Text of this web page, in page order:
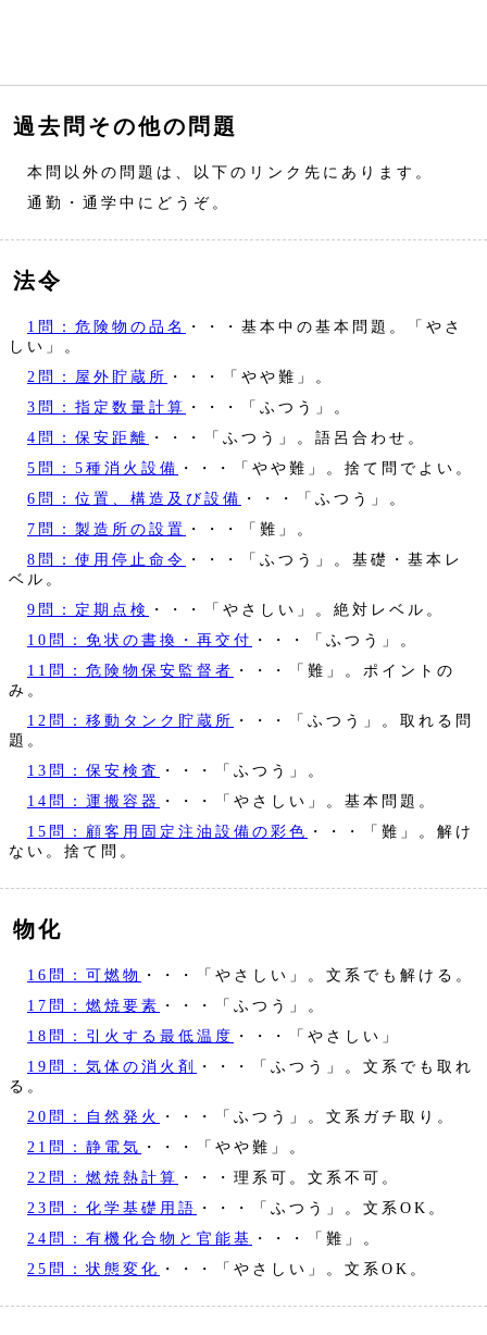
過去問その他の問題
本問以外の問題は、以下のリンク先にあります。
通勤・通学中にどうぞ。
法令
1問：危険物の品名
・・・基本中の基本問題。「やさ
しい」。
2問：屋外貯蔵所 ・・・「やや難」。
3問：指定数量計算 ・・・「ふつう」。
4問：保安距離 ・・・「ふつう」。語呂合わせ。
5問：5種消火設備 ・・・「やや難」。捨て問でよい。
6問：位置、構造及び設備 ・・・「ふつう」。
7問：製造所の設置 ・・・「難」。
8問：使用停止命令 ・・・「ふつう」。基礎・基本レ
ベル。
9問：定期点検
・・・「やさしい」。絶対レベル。
10問：免状の書換・再交付 ・・・「ふつう」。
11問：危険物保安監督者 ・・・「難」。ポイントの
み。
12問：移動タンク貯蔵所 ・・・「ふつう」。取れる問
題。
13問：保安検査
・・・「ふつう」。
14問：運搬容器
・・・「やさしい」。基本問題。
15問：顧客用固定注油設備の彩色 ・・・「難」。解け
ない。捨て問。
物化
16問：可燃物
・・・「やさしい」。文系でも解ける。
17問：燃焼要素 ・・・「ふつう」。
18問：引火する最低温度 ・・・「やさしい」
19問：気体の消火剤
・・・「ふつう」。文系でも取れ
る。
20問：自然発火
・・・「ふつう」。文系ガチ取り。
21問：静電気 ・・・「やや難」。
22問：燃焼熱計算 ・・・理系可。文系不可。
23問：化学基礎用語 ・・・「ふつう」。文系OK。
24問：有機化合物と官能基 ・・・「難」。
25問：状態変化 ・・・「やさしい」。文系OK。